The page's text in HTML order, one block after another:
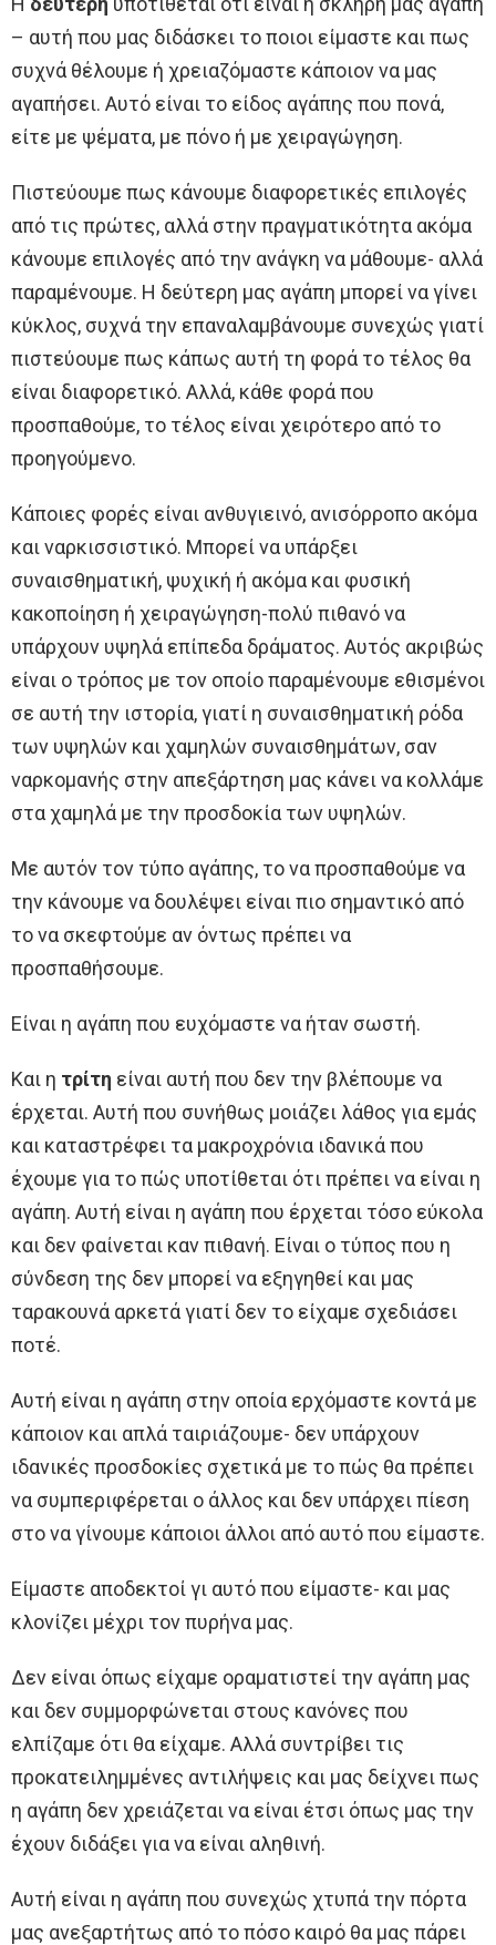
– αυτή που μας διδάσκει το ποιοι είμαστε και πως
συχνά θέλουμε ή χρειαζόμαστε κάποιον να μας
αγαπήσει. Αυτό είναι το είδος αγάπης που πονά,
είτε με ψέματα, με πόνο ή με χειραγώγηση.
Πιστεύουμε πως κάνουμε διαφορετικές επιλογές
από τις πρώτες, αλλά στην πραγματικότητα ακόμα
κάνουμε επιλογές από την ανάγκη να μάθουμε- αλλά
παραμένουμε. Η δεύτερη μας αγάπη μπορεί να γίνει
κύκλος, συχνά την επαναλαμβάνουμε συνεχώς γιατί
πιστεύουμε πως κάπως αυτή τη φορά το τέλος θα
είναι διαφορετικό. Αλλά, κάθε φορά που
προσπαθούμε, το τέλος είναι χειρότερο από το
προηγούμενο.
Κάποιες φορές είναι ανθυγιεινό, ανισόρροπο ακόμα
και ναρκισσιστικό. Μπορεί να υπάρξει
συναισθηματική, ψυχική ή ακόμα και φυσική
κακοποίηση ή χειραγώγηση-πολύ πιθανό να
υπάρχουν υψηλά επίπεδα δράματος. Αυτός ακριβώς
είναι ο τρόπος με τον οποίο παραμένουμε εθισμένοι
σε αυτή την ιστορία, γιατί η συναισθηματική ρόδα
των υψηλών και χαμηλών συναισθημάτων, σαν
ναρκομανής στην απεξάρτηση μας κάνει να κολλάμε
στα χαμηλά με την προσδοκία των υψηλών.
Με αυτόν τον τύπο αγάπης, το να προσπαθούμε να
την κάνουμε να δουλέψει είναι πιο σημαντικό από
το να σκεφτούμε αν όντως πρέπει να
προσπαθήσουμε.
Είναι η αγάπη που ευχόμαστε να ήταν σωστή.
Και η τρίτη είναι αυτή που δεν την βλέπουμε να
έρχεται. Αυτή που συνήθως μοιάζει λάθος για εμάς
και καταστρέφει τα μακροχρόνια ιδανικά που
έχουμε για το πώς υποτίθεται ότι πρέπει να είναι η
αγάπη. Αυτή είναι η αγάπη που έρχεται τόσο εύκολα
και δεν φαίνεται καν πιθανή. Είναι ο τύπος που η
σύνδεση της δεν μπορεί να εξηγηθεί και μας
ταρακουνά αρκετά γιατί δεν το είχαμε σχεδιάσει
ποτέ.
Αυτή είναι η αγάπη στην οποία ερχόμαστε κοντά με
κάποιον και απλά ταιριάζουμε- δεν υπάρχουν
ιδανικές προσδοκίες σχετικά με το πώς θα πρέπει
να συμπεριφέρεται ο άλλος και δεν υπάρχει πίεση
στο να γίνουμε κάποιοι άλλοι από αυτό που είμαστε.
Είμαστε αποδεκτοί γι αυτό που είμαστε- και μας
κλονίζει μέχρι τον πυρήνα μας.
Δεν είναι όπως είχαμε οραματιστεί την αγάπη μας
και δεν συμμορφώνεται στους κανόνες που
ελπίζαμε ότι θα είχαμε. Αλλά συντρίβει τις
προκατειλημμένες αντιλήψεις και μας δείχνει πως
η αγάπη δεν χρειάζεται να είναι έτσι όπως μας την
έχουν διδάξει για να είναι αληθινή.
Αυτή είναι η αγάπη που συνεχώς χτυπά την πόρτα
μας ανεξαρτήτως από το πόσο καιρό θα μας πάρει